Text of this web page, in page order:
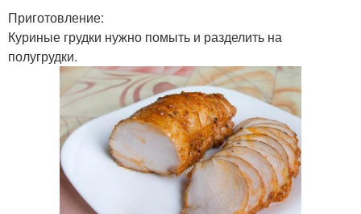
Приготовление:
Куриные грудки нужно помыть и разделить на
полугрудки.